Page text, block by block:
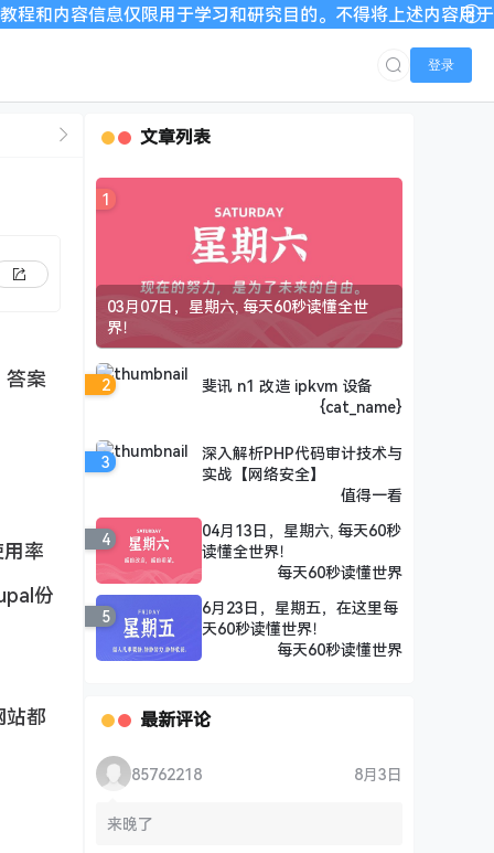
仅限用于学习和研究目的。不得将上述内容用于商业或者
登录
答案
率
份
站都
文章列表
1
03月07日，星期六, 每天60秒读懂全世
界！
2
斐讯 n1 改造 ipkvm 设备
{cat_name}
3
深入解析PHP代码审计技术与
实战【网络安全】
值得一看
4
04月13日，星期六, 每天60秒
读懂全世界！
每天60秒读懂世界
5
6月23日，星期五，在这里每
天60秒读懂世界！
每天60秒读懂世界
最新评论
85762218 8月3日
来晚了